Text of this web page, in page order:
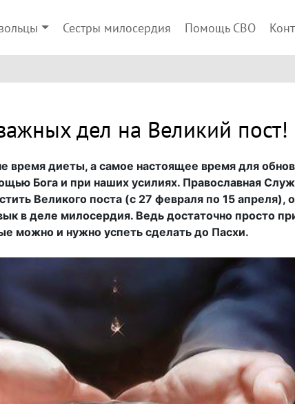
Сестры милосердия Помощь СВО
дел на Великий пост!
время диеты, а самое настоящее время для
Бога и при наших усилиях. Православная
Великого поста (с 27 февраля по 15 апреля),
в деле милосердия. Ведь достаточно просто
можно и нужно успеть сделать до Пасхи.